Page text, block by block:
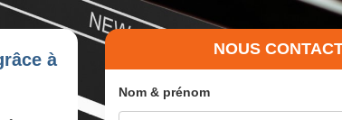
à
NOUS
Nom & prénom